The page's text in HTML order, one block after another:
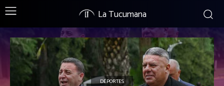
La Tucumana
DEPORTES